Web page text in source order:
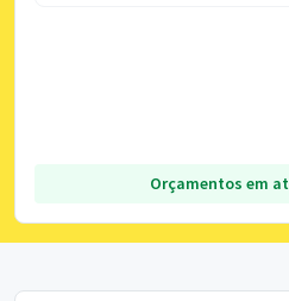
Orçamentos em